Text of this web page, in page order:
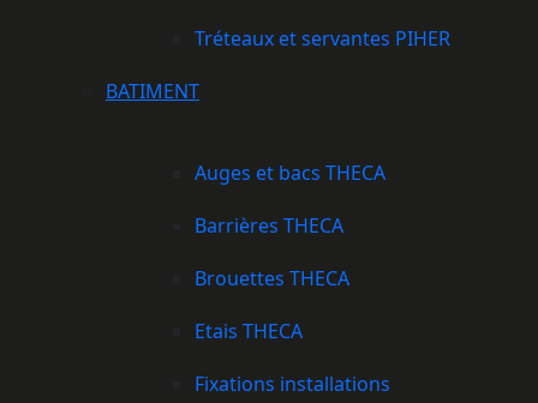
Tréteaux et servantes PIHER
BATIMENT
Auges et bacs THECA
Barrières THECA
Brouettes THECA
Etais THECA
Fixations installations